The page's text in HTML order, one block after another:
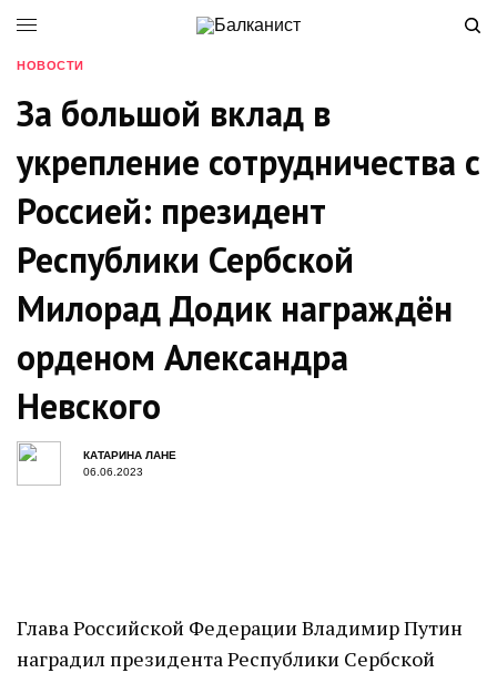
НОВОСТИ
За большой вклад в
укрепление сотрудничества с
Россией: президент
Республики Сербской
Милорад Додик награждён
орденом Александра
Невского
КАТАРИНА ЛАНЕ
06.06.2023
Глава Российской Федерации Владимир Путин
наградил президента Республики Сербской